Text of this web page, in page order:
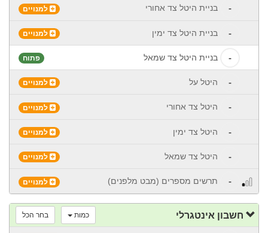
- בניית היטל צד אחורי למנויים
- בניית היטל צד ימין למנויים
- בניית היטל צד שמאל פתוח
- היטל על למנויים
- היטל צד אחורי למנויים
- היטל צד ימין למנויים
- היטל צד שמאל למנויים
- תרשים מספרים (מבט מלפנים) למנויים
בחר הכל כמות חשבון אינטגרלי